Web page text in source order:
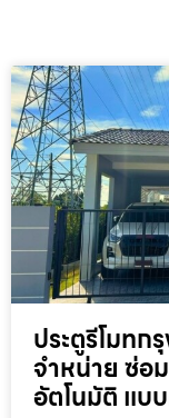
ประตูรีโมทก
จำหน่าย ซ่อ
อัตโนมัติ แบ